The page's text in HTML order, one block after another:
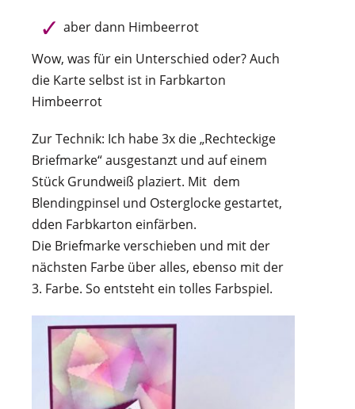
aber dann Himbeerrot
Wow, was für ein Unterschied oder? Auch
die Karte selbst ist in Farbkarton
Himbeerrot
Zur Technik: Ich habe 3x die „Rechteckige
Briefmarke“ ausgestanzt und auf einem
Stück Grundweiß plaziert. Mit dem
Blendingpinsel und Osterglocke gestartet,
dden Farbkarton einfärben.
Die Briefmarke verschieben und mit der
nächsten Farbe über alles, ebenso mit der
3. Farbe. So entsteht ein tolles Farbspiel.